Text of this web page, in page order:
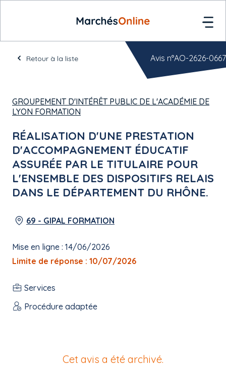
Retour à la liste
GROUPEMENT D'INTÉRÊT PUBLIC DE L'ACADÉMIE DE
LYON FORMATION
RÉALISATION D'UNE PRESTATION
D'ACCOMPAGNEMENT ÉDUCATIF
ASSURÉE PAR LE TITULAIRE POUR
L'ENSEMBLE DES DISPOSITIFS RELAIS
DANS LE DÉPARTEMENT DU RHÔNE.
69 - GIPAL FORMATION
Mise en ligne : 14/06/2026
Limite de réponse : 10/07/2026
Services
Procédure adaptée
Avis n°AO-2626-0667
Cet avis a été archivé.